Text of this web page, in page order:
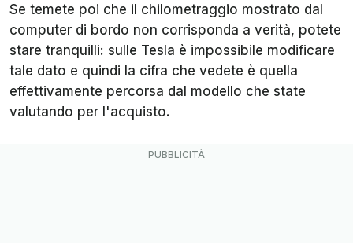
Se temete poi che il chilometraggio mostrato dal
computer di bordo non corrisponda a verità, potete
stare tranquilli: sulle Tesla è impossibile modificare
tale dato e quindi la cifra che vedete è quella
effettivamente percorsa dal modello che state
valutando per l'acquisto.